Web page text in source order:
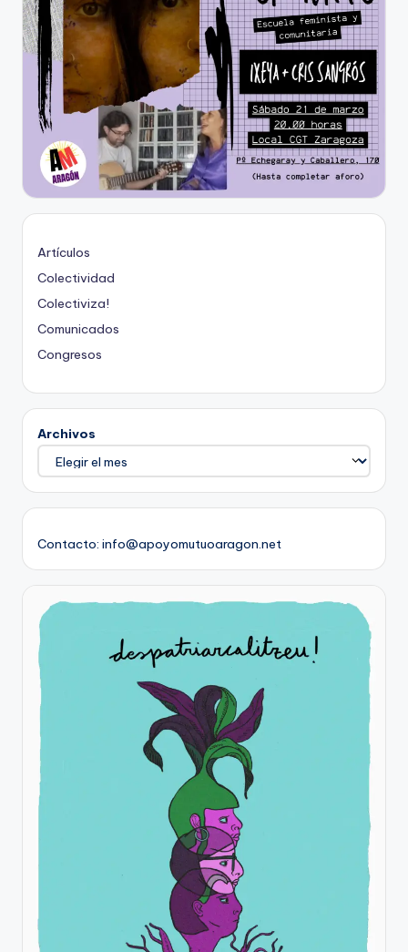
Artículos
Colectividad
Colectiviza!
Comunicados
Congresos
Archivos
Contacto: info@apoyomutuoaragon.net